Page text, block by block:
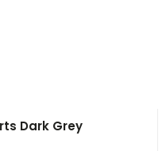
Dark Grey